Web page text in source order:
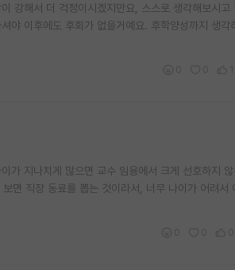
강해서 더 걱정이시겠지만요, 스스로 생각해보시고
이후에도 후회가 없을거예요. 후학양성까지 생각
가 지나치게 많으면 교수 임용에서 크게 선호하지 않
면 직장 동료를 뽑는 것이라서, 너무 나이가 어려서